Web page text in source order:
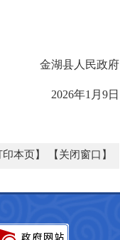
金湖县人民政府
2026年1月9日
印本页】 【关闭窗口】